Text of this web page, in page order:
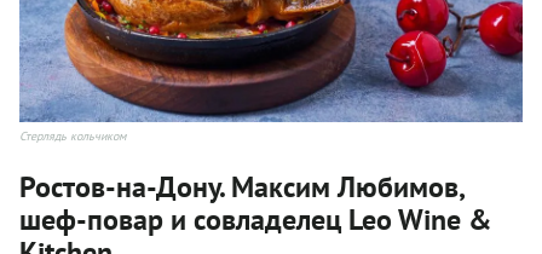
Стерлядь кольчиком
Ростов-на-Дону. Максим Любимов,
шеф-повар и совладелец Leo Wine &